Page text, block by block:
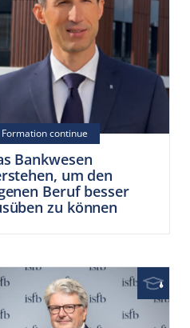
Bankwesen
um den
Beruf besser
zu können